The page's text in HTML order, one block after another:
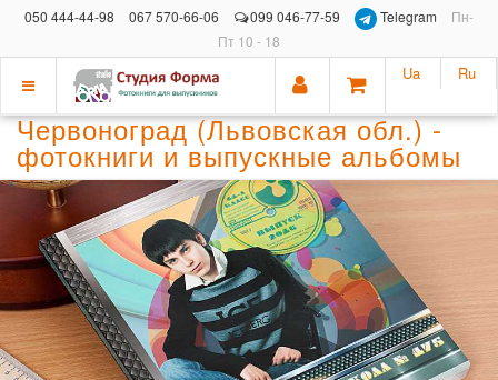
050 444-44-98 067 570-66-06 099 046-77-59 Telegram
Пн-
Пт 10 - 18
Показать
меню
Ua Ru
Червоноград (Львовская обл.) -
фотокниги и выпускные альбомы